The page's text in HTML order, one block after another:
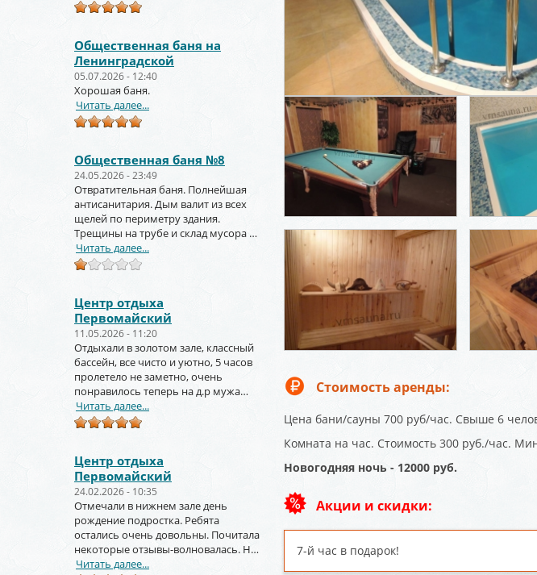
Общественная баня на
Ленинградской
05.07.2026 - 12:40
Хорошая баня.
Читать далее...
Общественная баня №8
24.05.2026 - 23:49
Отвратительная баня. Полнейшая
антисанитария. Дым валит из всех
щелей по периметру здания.
Трещины на трубе и склад мусора за
торцом зданиями.
Читать далее...
Центр отдыха
Первомайский
11.05.2026 - 11:20
Отдыхали в золотом зале, классный
бассейн, все чисто и уютно, 5 часов
пролетело не заметно, очень
понравилось теперь на д.р мужа
тоже будем заказывать
Читать далее...
Центр отдыха
Первомайский
24.02.2026 - 10:35
Отмечали в нижнем зале день
рождение подростка. Ребята
остались очень довольны. Почитала
некоторые отзывы-волновалась. Но
зря. Крутое место.
Читать далее...
Стоимость аренды:
Цена бани/сауны 700 руб/час. Свыше 6
Комната на час. Стоимость 300 руб./час.
Новогодняя ночь - 12000 руб.
Акции и скидки:
7-й час в подарок!